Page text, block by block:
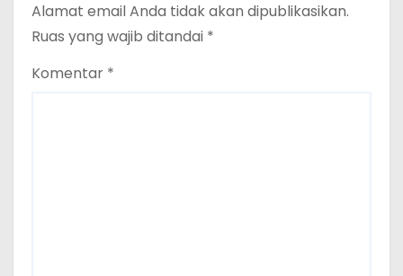
Alamat email Anda tidak akan dipublikasikan.
Ruas yang wajib ditandai *
Komentar *